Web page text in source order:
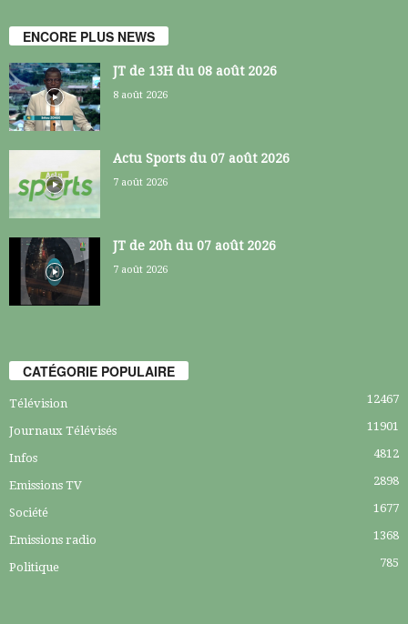
ENCORE PLUS NEWS
JT de 13H du 08 août 2026
8 août 2026
Actu Sports du 07 août 2026
7 août 2026
JT de 20h du 07 août 2026
7 août 2026
CATÉGORIE POPULAIRE
Télévision 12467
Journaux Télévisés 11901
Infos 4812
Emissions TV 2898
Société 1677
Emissions radio 1368
Politique 785